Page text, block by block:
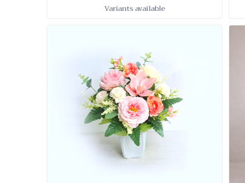
Variants available